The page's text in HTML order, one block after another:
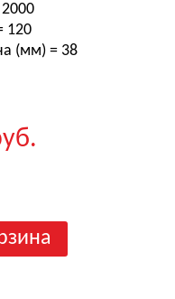
120
(мм)= 38